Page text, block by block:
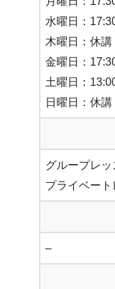
水曜日：
木曜日：休講
金曜日：
土曜日：
日曜日：休講
グループレ
プライベー
–